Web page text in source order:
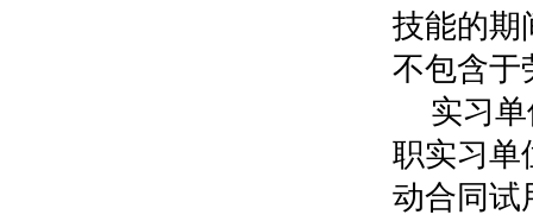
技能的期
不包含于
实习
职实习单
动合同试